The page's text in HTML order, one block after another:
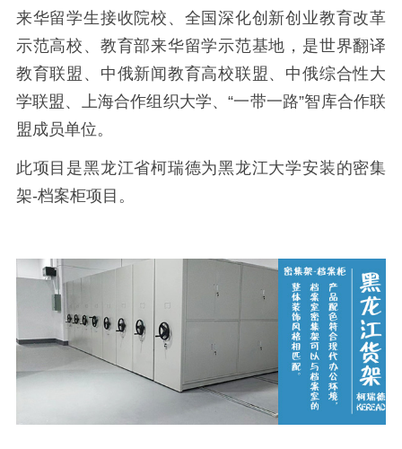
来华留学生接收院校、全国深化创新创业教育改革
示范高校、教育部来华留学示范基地，是世界翻译
教育联盟、中俄新闻教育高校联盟、中俄综合性大
学联盟、上海合作组织大学、“一带一路”智库合作联
盟成员单位。
此项目是黑龙江省柯瑞德为黑龙江大学安装的密集
架-档案柜项目。